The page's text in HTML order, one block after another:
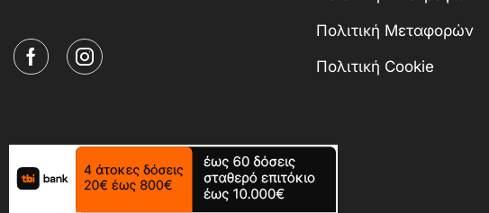
Πολιτική Μεταφορών
Πολιτική Cookie